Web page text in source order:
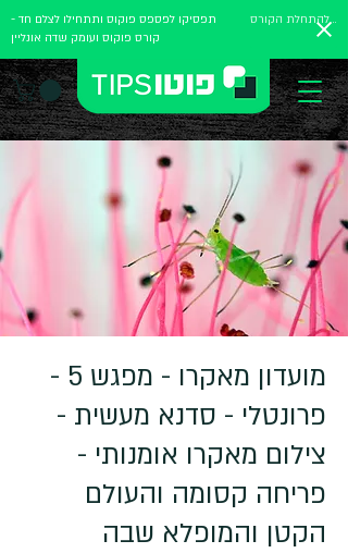
תפסיקו לפספס פוקוס ותתחילו לצלם חד -
קורס פוקוס ועומק שדה אונליין
להתחלת הקורס
מועדון מאקרו - מפגש 5 -
פרונטלי - סדנא מעשית -
צילום מאקרו אומנותי -
פריחה קסומה והעולם
הקטן והמופלא שבה